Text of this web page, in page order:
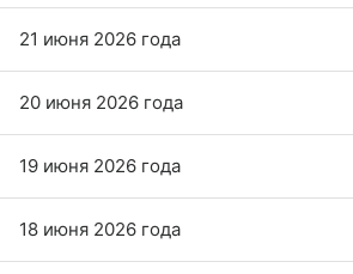
21 июня 2026 года
20 июня 2026 года
19 июня 2026 года
18 июня 2026 года